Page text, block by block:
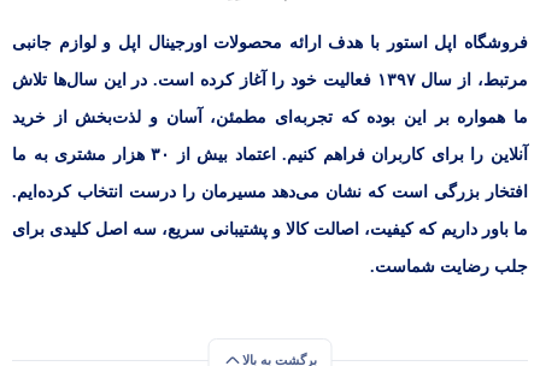
فروشگاه اپل استور با هدف ارائه‌ محصولات اورجینال اپل و لوازم جانبی
مرتبط، از سال ۱۳۹۷ فعالیت خود را آغاز کرده است. در این سال‌ها تلاش
ما همواره بر این بوده که تجربه‌ای مطمئن، آسان و لذت‌بخش از خرید
آنلاین را برای کاربران فراهم کنیم. اعتماد بیش از ۳۰ هزار مشتری به ما
افتخار بزرگی است که نشان می‌دهد مسیرمان را درست انتخاب کرده‌ایم.
ما باور داریم که کیفیت، اصالت کالا و پشتیبانی سریع، سه اصل کلیدی برای
جلب رضایت شماست.
برگشت به بالا